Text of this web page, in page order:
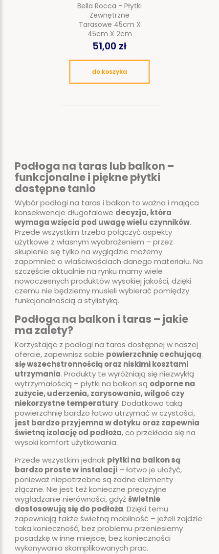
Bella Rocca - Płytki
Zewnętrzne
Tarasowe 45cm X
45cm X 2cm
51,00 zł
do koszyka
Podłoga na taras lub balkon –
funkcjonalne i piękne płytki
dostępne tanio
Wybór podłogi na taras i balkon to ważna i mająca
konsekwencje długofalowe decyzja, która
wymaga wzięcia pod uwagę wielu czynników.
Przede wszystkim trzeba połączyć aspekty
użytkowe z własnym wyobrażeniem – przez
skupienie się tylko na wyglądzie możemy
zapomnieć o właściwościach danego materiału. Na
szczęście aktualnie na rynku mamy wiele
nowoczesnych produktów wysokiej jakości, dzięki
czemu nie będziemy musieli wybierać pomiędzy
funkcjonalnością a stylistyką.
Podłoga na balkon i taras – jakie
ma zalety?
Korzystając z podłogi na taras dostępnej w naszej
ofercie, zapewnisz sobie powierzchnię cechującą
się wszechstronnością oraz niskimi kosztami
utrzymania. Produkty te wyróżniają się niezwykłą
wytrzymałością – płytki na balkon są odporne na
zużycie, uderzenia, zarysowania, wilgoć czy
niekorzystne temperatury. Dodatkowo taką
powierzchnię bardzo łatwo utrzymać w czystości,
jest bardzo przyjemna w dotyku oraz zapewnia
świetną izolację od podłoża, co przekłada się na
wysoki komfort użytkowania.
Przede wszystkim jednak płytki na balkon są
bardzo proste w instalacji – łatwo je ułożyć,
ponieważ niepotrzebne są żadne elementy
złączne. Nie jest też konieczne precyzyjne
wygładzanie nierówności, gdyżświetnie
dostosowują się do podłoża. Dzięki temu
zapewniają także świetną mobilność – jeżeli zajdzie
taka konieczność, bez problemu przeniesiemy
posadzkę w inne miejsce, bez konieczności
wykonywania skomplikowanych prac.